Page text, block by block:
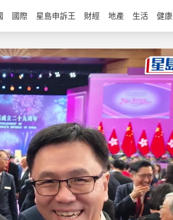
國際 星島申訴王 財經 地產 生活 健康